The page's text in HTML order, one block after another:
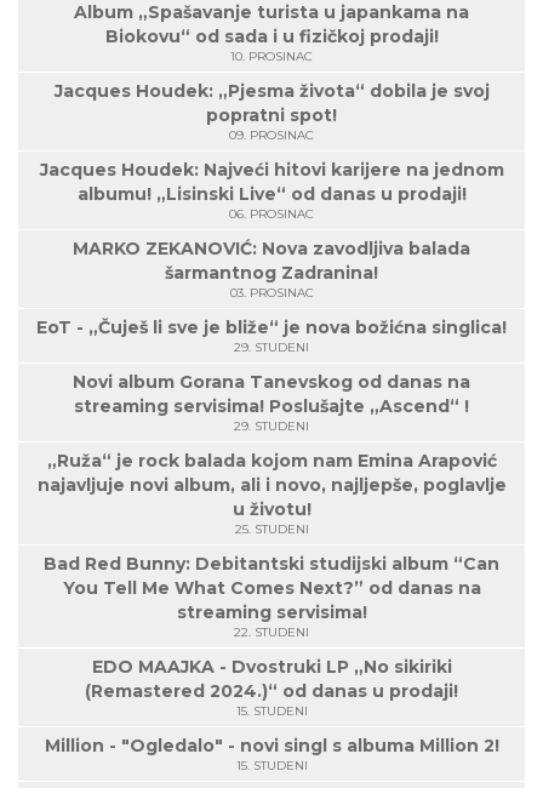
Album „Spašavanje turista u japankama na
Biokovu“ od sada i u fizičkoj prodaji!
10. PROSINAC
Jacques Houdek: „Pjesma života“ dobila je svoj
popratni spot!
09. PROSINAC
Jacques Houdek: Najveći hitovi karijere na jednom
albumu! „Lisinski Live“ od danas u prodaji!
06. PROSINAC
MARKO ZEKANOVIĆ: Nova zavodljiva balada
šarmantnog Zadranina!
03. PROSINAC
EoT - „Čuješ li sve je bliže“ je nova božićna singlica!
29. STUDENI
Novi album Gorana Tanevskog od danas na
streaming servisima! Poslušajte „Ascend“ !
29. STUDENI
„Ruža“ je rock balada kojom nam Emina Arapović
najavljuje novi album, ali i novo, najljepše, poglavlje
u životu!
25. STUDENI
Bad Red Bunny: Debitantski studijski album “Can
You Tell Me What Comes Next?” od danas na
streaming servisima!
22. STUDENI
EDO MAAJKA - Dvostruki LP „No sikiriki
(Remastered 2024.)“ od danas u prodaji!
15. STUDENI
Million - "Ogledalo" - novi singl s albuma Million 2!
15. STUDENI